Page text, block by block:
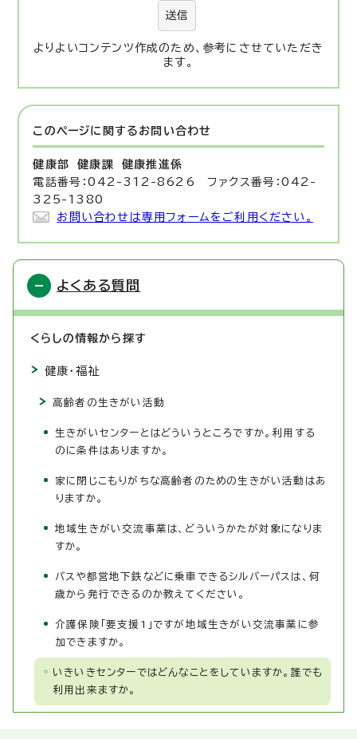
送信
よりよいコンテンツ作成のため、参考にさせていただき
ます。
このページに関する お問い合わせ
健康部 健康課 健康推進係
電話番号：042-312-8626 ファクス番号：042-
325-1380
お問い合わせは専用フォームをご利用ください。
よくある質問
くらしの情報から探す
健康・福祉
高齢者の生きがい活動
生きがいセンターとはどういうところですか。利用する
のに条件はありますか。
家に閉じこもりがちな高齢者のための生きがい活動はあ
りますか。
地域生きがい交流事業は、どういうかたが対象になりま
すか。
バスや都営地下鉄などに乗車できるシルバーパスは、何
歳から発行できるのか教えてください。
介護保険「要支援1」ですが地域生きがい交流事業に参
加できますか。
いきいきセンターではどんなことをしていますか。誰でも
利用出来ますか。